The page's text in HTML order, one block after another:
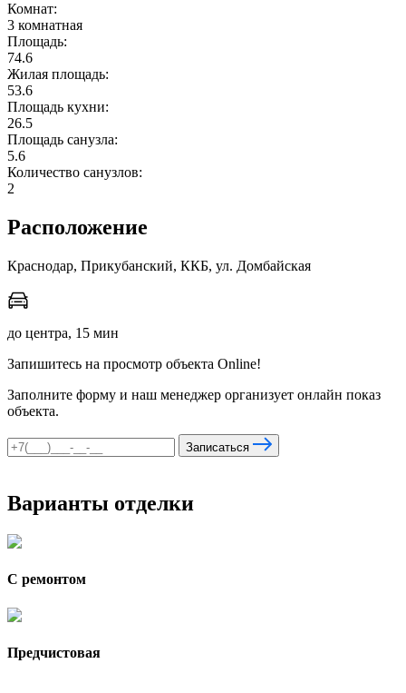
мы в соцсетях
Комнат:
3 комнатная
Площадь:
74.6
Жилая площадь:
53.6
Площадь кухни:
26.5
Площадь санузла:
5.6
Количество санузлов:
2
Расположение
Краснодар, Прикубанский, ККБ, ул. Домбайская
до центра, 15 мин
Запишитесь на просмотр объекта Online!
Заполните форму и наш менеджер организует онлайн показ
объекта.
Записаться
Варианты отделки
С ремонтом
Предчистовая